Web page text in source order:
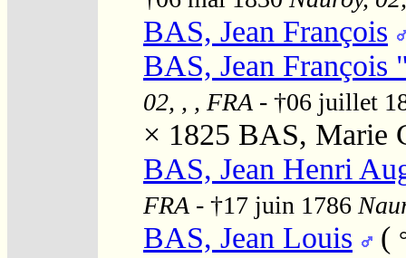
BAS, Jean François
BAS, Jean François
02, , , FRA - †06 juillet
× 1825 BAS, Marie
BAS, Jean Henri
FRA - †17 juin 1786
BAS, Jean Louis (